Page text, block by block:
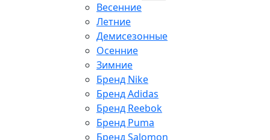
Весенние
Летние
Демисезонные
Осенние
Зимние
Бренд Nike
Бренд Adidas
Бренд Reebok
Бренд Puma
Бренд Salomon